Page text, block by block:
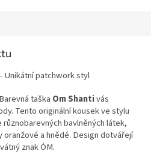
Unikátní patchwork styl
taška Om Shantivás
Tento originální kousek ve stylu
bavlněných látek,
a hnědé. Design dotvářejí
znak ÓM.